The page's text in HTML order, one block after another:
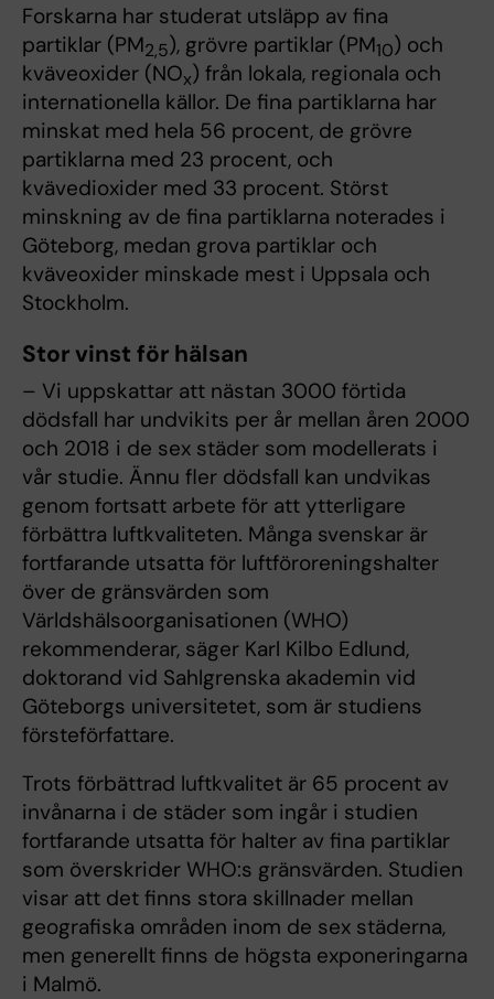
Forskarna har studerat utsläpp av fina
partiklar (PM2,5), grövre partiklar (PM10) och
kväveoxider (NOx) från lokala, regionala och
internationella källor. De fina partiklarna har
minskat med hela 56 procent, de grövre
partiklarna med 23 procent, och
kvävedioxider med 33 procent. Störst
minskning av de fina partiklarna noterades i
Göteborg, medan grova partiklar och
kväveoxider minskade mest i Uppsala och
Stockholm.
Stor vinst för hälsan
– Vi uppskattar att nästan 3000 förtida
dödsfall har undvikits per år mellan åren 2000
och 2018 i de sex städer som modellerats i
vår studie. Ännu fler dödsfall kan undvikas
genom fortsatt arbete för att ytterligare
förbättra luftkvaliteten. Många svenskar är
fortfarande utsatta för luftföroreningshalter
över de gränsvärden som
Världshälsoorganisationen (WHO)
rekommenderar, säger Karl Kilbo Edlund,
doktorand vid Sahlgrenska akademin vid
Göteborgs universitetet, som är studiens
försteförfattare.
Trots förbättrad luftkvalitet är 65 procent av
invånarna i de städer som ingår i studien
fortfarande utsatta för halter av fina partiklar
som överskrider WHO:s gränsvärden. Studien
visar att det finns stora skillnader mellan
geografiska områden inom de sex städerna,
men generellt finns de högsta exponeringarna
i Malmö.